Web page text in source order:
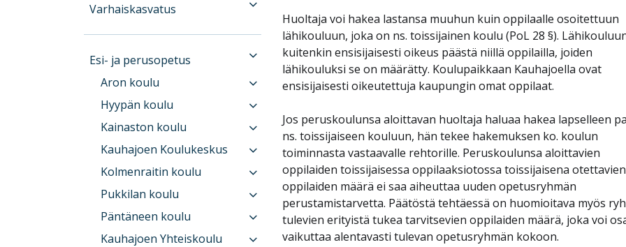
Varhaiskasvatus
Esi- ja perusopetus
Aron koulu
Hyypän koulu
Kainaston koulu
Kauhajoen Koulukeskus
Kolmenraitin koulu
Pukkilan koulu
Päntäneen koulu
Kauhajoen Yhteiskoulu
Huoltaja voi hakea lastansa muuhun kuin oppilaalle osoitettuun
lähikouluun, joka on ns. toissijainen koulu (PoL 28 §).
kuitenkin ensisijaisesti oikeus päästä niillä oppilailla, joiden
lähikouluksi se on määrätty. Koulupaikkaan Kauhajoella ovat
ensisijaisesti oikeutettuja kaupungin omat oppilaat.
Jos peruskoulunsa aloittavan huoltaja haluaa hakea lapselleen
ns. toissijaiseen kouluun, hän tekee hakemuksen ko. koulun
toiminnasta vastaavalle rehtorille. Peruskoulunsa aloittavien
oppilaiden toissijaisessa oppilaaksiotossa toissijaisena otettavien
oppilaiden määrä ei saa aiheuttaa uuden opetusryhmän
perustamistarvetta. Päätöstä tehtäessä on huomioitava myös
tulevien erityistä tukea tarvitsevien oppilaiden määrä, joka voi
vaikuttaa alentavasti tulevan opetusryhmän kokoon.